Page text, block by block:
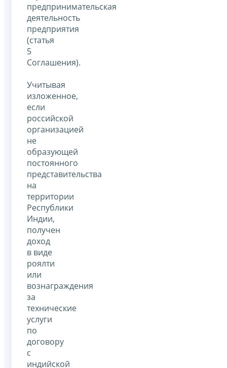
предпринимательская
деятельность
предприятия
(статья
5
Соглашения).
Учитывая
изложенное,
если
российской
организацией
не
образующей
постоянного
представительства
на
территории
Республики
Индии,
получен
доход
в виде
роялти
или
вознаграждения
за
технические
услуги
по
договору
с
индийской